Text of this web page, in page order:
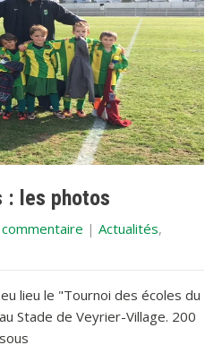
: les photos
commentaire | Actualités,
lieu le "Tournoi des écoles du
Stade de Veyrier-Village. 200